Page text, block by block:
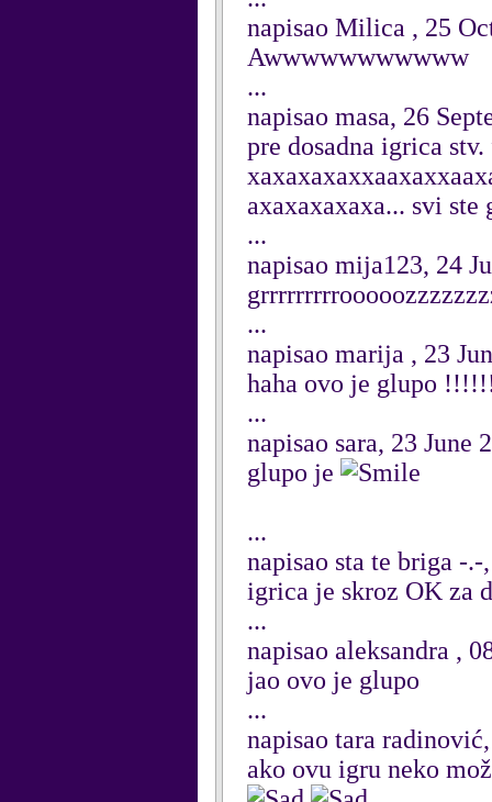
napisao Milica , 25
Awwwwwwwwwww
...
napisao masa, 26
pre dosadna igrica
axaxaxaxaxa... svi
...
napisao mija123, 24
...
napisao marija , 23
haha ovo je glupo
...
napisao sara, 23 June
glupo je
...
napisao sta te briga -
igrica je skroz OK za
...
napisao aleksandra ,
jao ovo je glupo
...
napisao tara
ako ovu igru neko